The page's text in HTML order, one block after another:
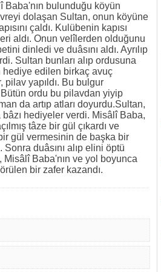
bulunduğu köyün
dolaşan Sultan, onun köyüne
çaldı. Kulübenin kapısı
aldı. Onun velîlerden olduğunu
dinledi ve duâsını aldı. Ayrılıp
Sultan bunları alıp ordusuna
hediye edilen birkaç avuç
pilav yapıldı. Bu bulgur
ordu bu pilavdan yiyip
da artıp atları doyurdu.Sultan,
hediyeler verdi. Misâlî Baba,
tâze bir gül çıkardı ve
gül vermesinin de başka bir
duâsını alıp elini öptü
Misâlî Baba'nın ve yol boyunca
bir zafer kazandı.